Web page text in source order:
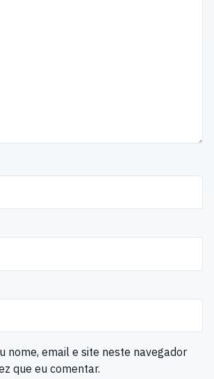
nome, email e site neste navegador
que eu comentar.